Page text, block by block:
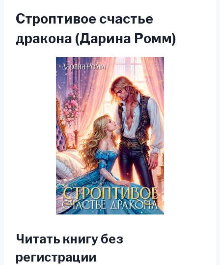
Строптивое счастье
дракона (Дарина Ромм)
Читать книгу без
регистрации